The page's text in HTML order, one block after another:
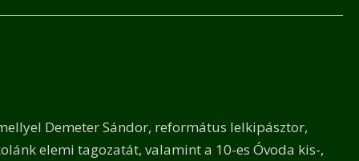
Demeter Sándor, református lelkipásztor,
elemi tagozatát, valamint a 10-es Óvoda kis-,